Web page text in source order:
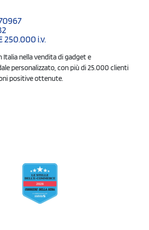
250.000 i.v.
Italia nella vendita di gadget e
personalizzato, con più di 25.000 clienti
positive ottenute.